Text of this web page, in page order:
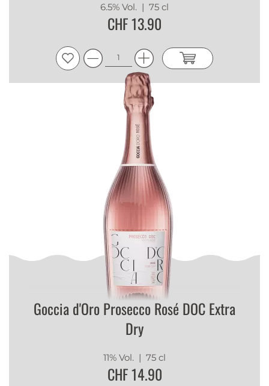
6.5% Vol. | 75 cl
CHF 13.90
Goccia d'Oro Prosecco Rosé DOC Extra
Dry
11% Vol. | 75 cl
CHF 14.90